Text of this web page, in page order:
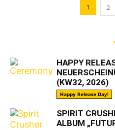
1 2
HAPPY
(KW32, 2026)
Happy Release Day!
SPIRIT
ALBUM